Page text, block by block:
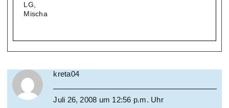
LG,
Mischa
kreta04
Juli 26, 2008 um 12:56 p.m. Uhr